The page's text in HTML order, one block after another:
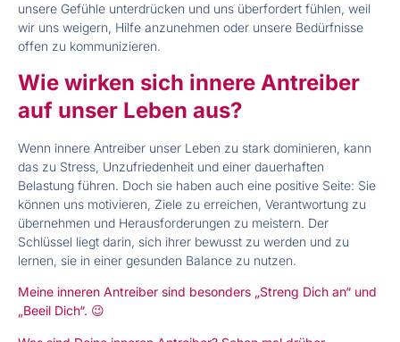
unsere Gefühle unterdrücken und uns überfordert fühlen, weil
wir uns weigern, Hilfe anzunehmen oder unsere Bedürfnisse
offen zu kommunizieren.
Wie wirken sich innere Antreiber
auf unser Leben aus?
Wenn innere Antreiber unser Leben zu stark dominieren, kann
das zu Stress, Unzufriedenheit und einer dauerhaften
Belastung führen. Doch sie haben auch eine positive Seite: Sie
können uns motivieren, Ziele zu erreichen, Verantwortung zu
übernehmen und Herausforderungen zu meistern. Der
Schlüssel liegt darin, sich ihrer bewusst zu werden und zu
lernen, sie in einer gesunden Balance zu nutzen.
Meine inneren Antreiber sind besonders „Streng Dich an“ und
„Beeil Dich“. 😉